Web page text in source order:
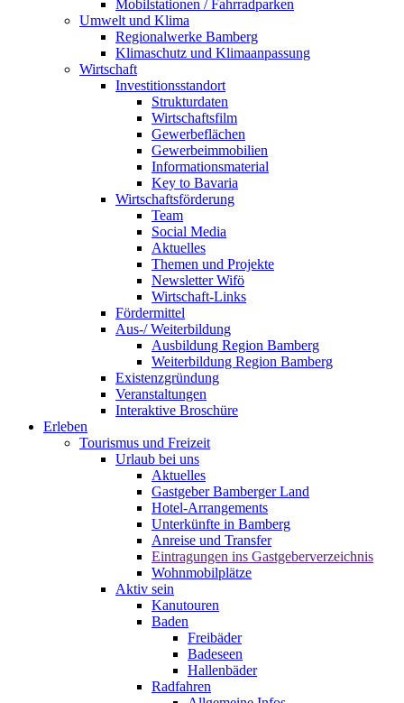
Mobilstationen / Fahrradparken
Umwelt und Klima
Regionalwerke Bamberg
Klimaschutz und Klimaanpassung
Wirtschaft
Investitionsstandort
Strukturdaten
Wirtschaftsfilm
Gewerbeflächen
Gewerbeimmobilien
Informationsmaterial
Key to Bavaria
Wirtschaftsförderung
Team
Social Media
Aktuelles
Themen und Projekte
Newsletter Wifö
Wirtschaft-Links
Fördermittel
Aus-/ Weiterbildung
Ausbildung Region Bamberg
Weiterbildung Region Bamberg
Existenzgründung
Veranstaltungen
Interaktive Broschüre
Erleben
Tourismus und Freizeit
Urlaub bei uns
Aktuelles
Gastgeber Bamberger Land
Hotel-Arrangements
Unterkünfte in Bamberg
Anreise und Transfer
Eintragungen ins Gastgeberverzeichnis
Wohnmobilplätze
Aktiv sein
Kanutouren
Baden
Freibäder
Badeseen
Hallenbäder
Radfahren